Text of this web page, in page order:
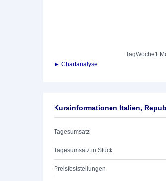
TagWoche1
► Chartanalyse
Kursinformationen Italien,
Tagesumsatz
Tagesumsatz in Stück
Preisfeststellungen